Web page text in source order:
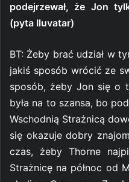
podejrzewał, że Jon
(pyta Iluvatar)
BT: Żeby brać udział w
jakiś sposób wrócić ze
sposób, żeby Jon się o
była na to szansa, bo
Wschodnią Strażnicą
się okazuje dobry
czas, żeby Thorne
Strażnicę na północ od